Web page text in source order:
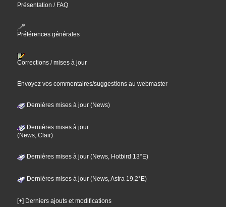
Présentation / FAQ
Préférences générales
Corrections / mises à jour
Envoyez vos commentaires/suggestions au webmaster
Dernières mises à jour (News)
Dernières mises à jour
(News, Clair)
Dernières mises à jour (News, Hotbird 13°E)
Dernières mises à jour (News, Astra 19,2°E)
[+] Derniers ajouts et modifications